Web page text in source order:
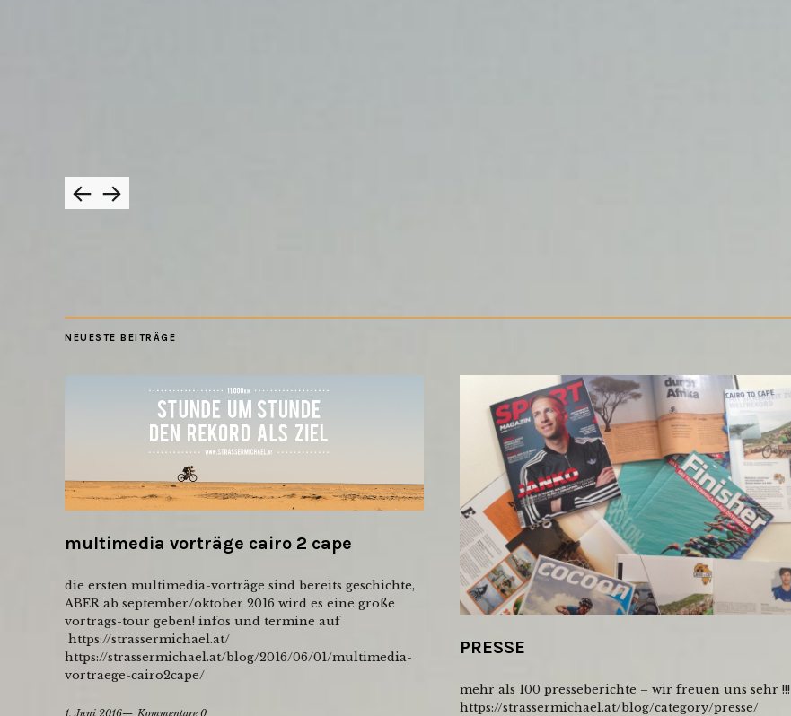
NEUESTE BEITRÄGE
multimedia vorträge cairo 2 cape
die ersten multimedia-vorträge sind bereits geschichte,
ABER ab september/oktober 2016 wird es eine große
vortrags-tour geben! infos und termine auf
https://strassermichael.at/
https://strassermichael.at/blog/2016/06/01/multimedia-
vortraege-cairo2cape/
1. Juni 2016
Kommentare 0
PRESSE
mehr als 100 presseberichte – wir freuen uns sehr !!!
https://strassermichael.at/blog/category/presse/